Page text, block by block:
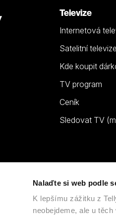
Nalaďte si web podle
K lepšímu zážitku z
neobejdeme, ale u
Televize
Internetová
Satelitní televize
Kde koupit
TV program
Ceník
Sledovat TV
, člen skupiny LAMA ENERGY